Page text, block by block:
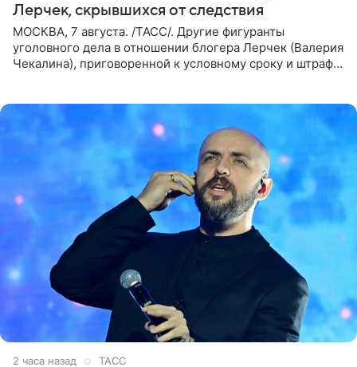
Лерчек, скрывшихся от следствия
МОСКВА, 7 августа. /ТАСС/. Другие фигуранты
уголовного дела в отношении блогера Лерчек (Валерия
Чекалина), приговоренной к условному сроку и штрафу,
2 часа назад ТАСС